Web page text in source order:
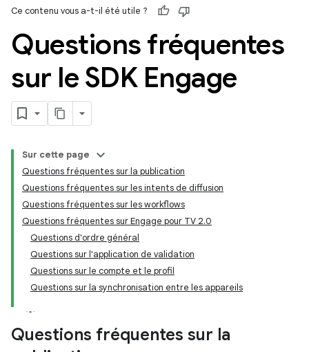
Ce contenu vous a-t-il été utile ?
Questions fréquentes
sur le SDK Engage
Sur cette page
Questions fréquentes sur la publication
Questions fréquentes sur les intents de diffusion
Questions fréquentes sur les workflows
Questions fréquentes sur Engage pour TV 2.0
Questions d'ordre général
Questions sur l'application de validation
Questions sur le compte et le profil
Questions sur la synchronisation entre les appareils
Questions fréquentes sur la